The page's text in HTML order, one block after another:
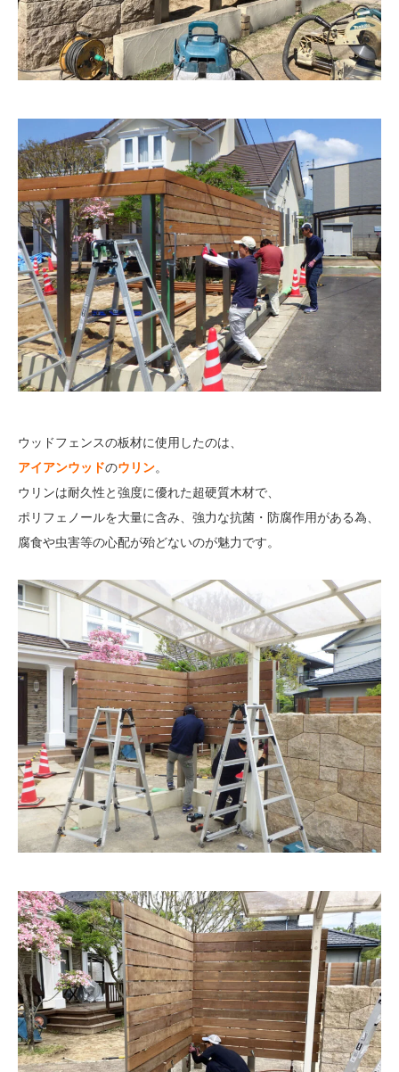
ウッドフェンスの板材に使用したのは、
アイアンウッドのウリン。
ウリンは耐久性と強度に優れた超硬質木材で、
ポリフェノールを大量に含み、強力な抗菌・防腐作用がある為、
腐食や虫害等の心配が殆どないのが魅力です。